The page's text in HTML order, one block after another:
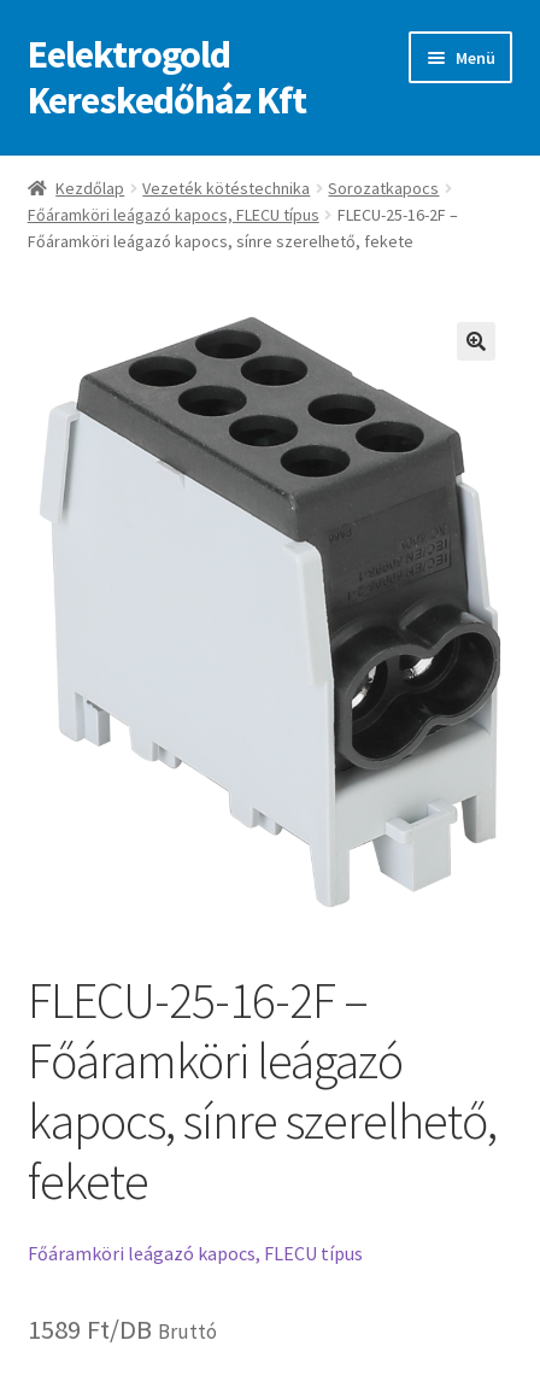
Ugrás
a
navigációhoz
Kilépés
a
tartalomba
Eelektrogold
Kereskedőház Kft
Menü
Kezdőlap
A fiókom
Kezdőlap Vezeték kötéstechnika
Sorozatkapocs
Főáramköri leágazó kapocs, FLECU típus
FLECU-25-16-2F –
Főáramköri leágazó kapocs, sínre szerelhető, fekete
FLECU-25-16-2F –
Főáramköri leágazó
kapocs, sínre szerelhető,
fekete
Főáramköri leágazó kapocs, FLECU típus
1589 Ft/DB Bruttó